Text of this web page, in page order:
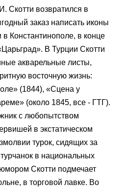
Скотти возвратился в
заказ написать иконы
в Константинополе, в конце
В Турции Скотти
акварельные листы,
восточную жизнь:
(1844), «Сцена у
(около 1845, все - ГТГ).
с любопытством
в экстатическом
турок, сидящих за
в национальных
Скотти подмечает
в торговой лавке. Во